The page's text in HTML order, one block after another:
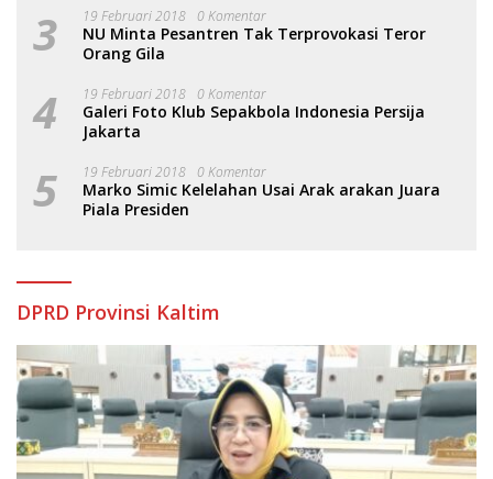
3 19 Februari 2018 0 Komentar
NU Minta Pesantren Tak Terprovokasi Teror
Orang Gila
4 19 Februari 2018 0 Komentar
Galeri Foto Klub Sepakbola Indonesia Persija
Jakarta
5 19 Februari 2018 0 Komentar
Marko Simic Kelelahan Usai Arak arakan Juara
Piala Presiden
DPRD Provinsi Kaltim